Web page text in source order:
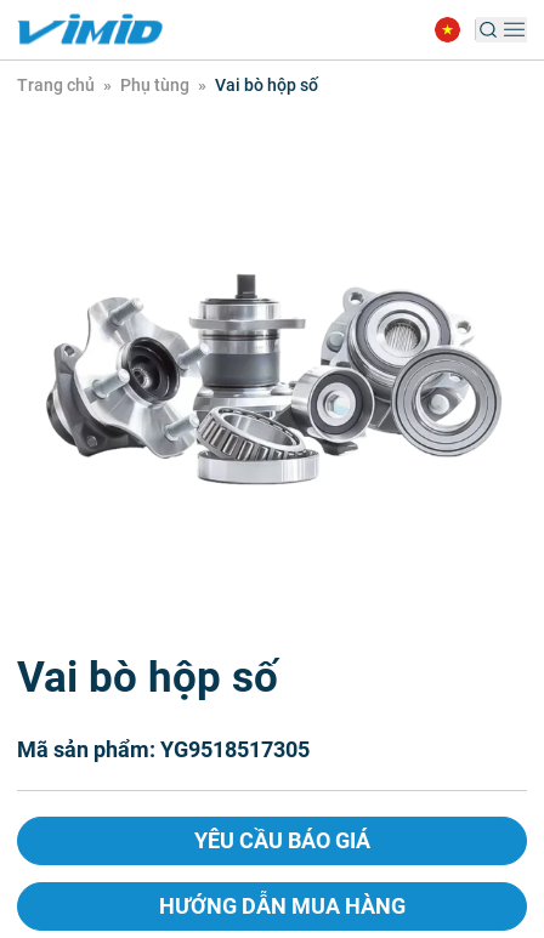
Trang chủ » Phụ tùng » Vai bò hộp số
Vai bò hộp số
Mã sản phẩm: YG9518517305
YÊU CẦU BÁO GIÁ
HƯỚNG DẪN MUA HÀNG